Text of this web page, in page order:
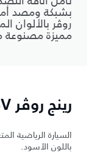
بشبكة ومصد
مميزة مصنوعة
رينج روڤر SV باللون الأسود
السيارة الرياضية
باللون الأسود.